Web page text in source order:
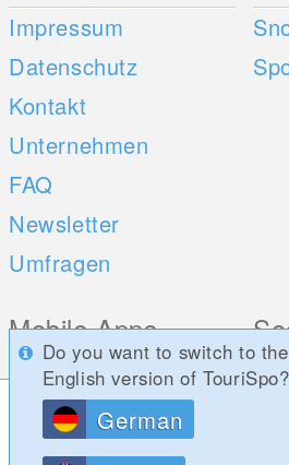
Impressum
Datenschutz
Kontakt
Unternehmen
FAQ
Newsletter
Umfragen
Mobile Apps
iOS
Android
Do you want to switch to the
English version of TouriSpo?
German
Diese Website verwendet
die bestmögliche